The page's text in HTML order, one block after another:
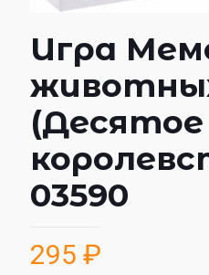
Игра
(Десятое
03590
295 ₽